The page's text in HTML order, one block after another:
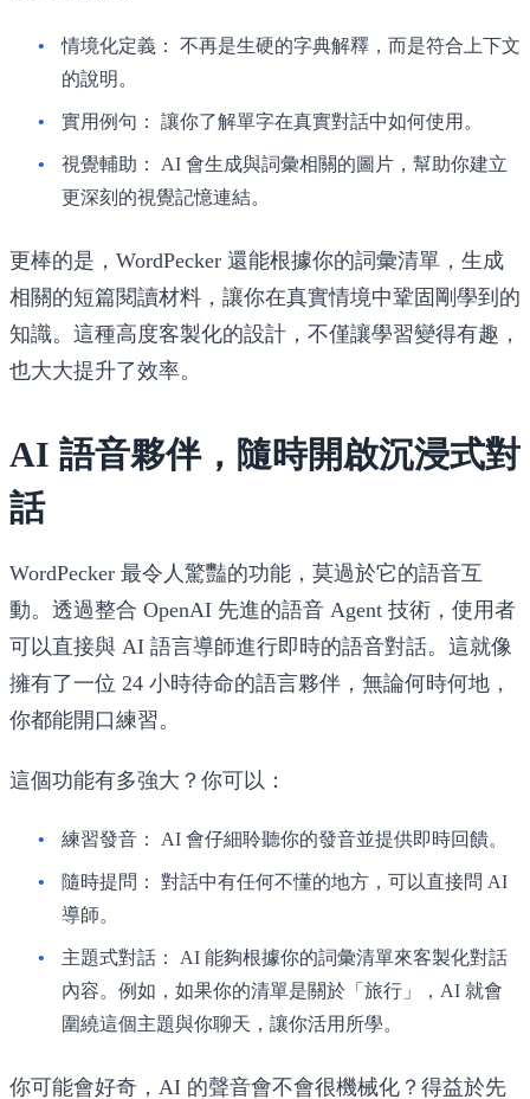
情境化定義：
不再是生硬的字典解釋，而是符合上下文
的說明。
實用例句： 讓你了解單字在真實對話中如何使用。
視覺輔助：
AI 會生成與詞彙相關的圖片，幫助你建立
更深刻的視覺記憶連結。
更棒的是，WordPecker 還能根據你的詞彙清單，生成
相關的短篇閱讀材料，讓你在真實情境中鞏固剛學到的
知識。這種高度客製化的設計，不僅讓學習變得有趣，
也大大提升了效率。
AI 語音夥伴，隨時開啟沉浸式對
話
WordPecker 最令人驚豔的功能，莫過於它的語音互
動。透過整合 OpenAI 先進的語音 Agent 技術，使用者
可以直接與 AI 語言導師進行即時的語音對話。這就像
擁有了一位 24 小時待命的語言夥伴，無論何時何地，
你都能開口練習。
這個功能有多強大？你可以：
練習發音： AI 會仔細聆聽你的發音並提供即時回饋。
隨時提問：
對話中有任何不懂的地方，可以直接問 AI
導師。
主題式對話：
AI 能夠根據你的詞彙清單來客製化對話
內容。例如，如果你的清單是關於「旅行」，AI 就會
圍繞這個主題與你聊天，讓你活用所學。
你可能會好奇，AI 的聲音會不會很機械化？得益於先